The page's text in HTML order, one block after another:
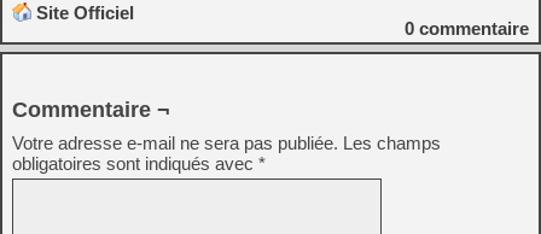
Site Officiel
0 commentaire
Commentaire ¬
Votre adresse e-mail ne sera pas publiée. Les champs
obligatoires sont indiqués avec *